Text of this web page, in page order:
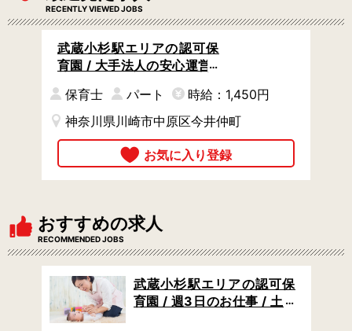
RECENTLY VIEWED JOBS
武蔵小杉駅エリアの認可保
育園 / 大手法人の安心運営 /
ク歓迎
保育士 パート
時給：1,450円
神奈川県川崎市中原区今井仲町
おすすめの求人
RECOMMENDED JOBS
武蔵小杉駅エリアの認可保
育園 / 週3日のお仕事 / 土日